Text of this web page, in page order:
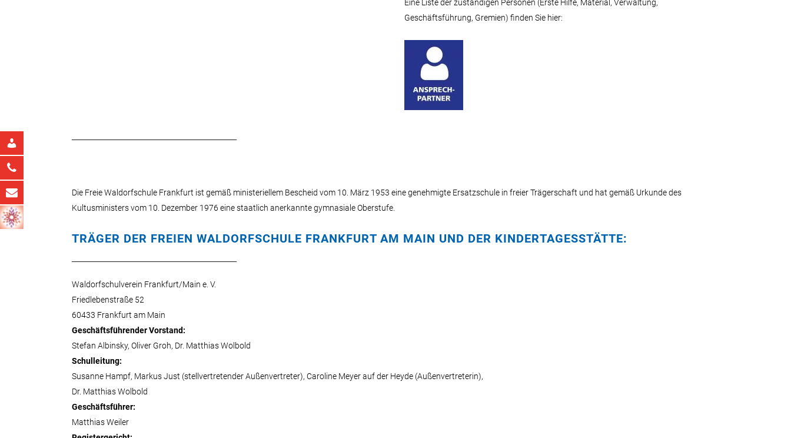
Eine Liste der zuständigen Personen (Erste Hilfe, Material, Verwaltung,
Geschäftsführung, Gremien) finden Sie hier:
Die Freie Waldorfschule Frankfurt ist gemäß ministeriellem Bescheid vom 10. März 1953 eine genehmigte Ersatzschule in freier Trägerschaft und hat gemäß Urkunde des
Kultusministers vom 10. Dezember 1976 eine staatlich anerkannte gymnasiale Oberstufe.
TRÄGER DER FREIEN WALDORFSCHULE FRANKFURT AM MAIN UND DER KINDERTAGESSTÄTTE:
Waldorfschulverein Frankfurt/Main e. V.
Friedlebenstraße 52
60433 Frankfurt am Main
Geschäftsführender Vorstand:
Stefan Albinsky, Oliver Groh, Dr. Matthias Wolbold
Schulleitung:
Susanne Hampf, Markus Just (stellvertretender Außenvertreter), Caroline Meyer auf der Heyde (Außenvertreterin),
Dr. Matthias Wolbold
Geschäftsführer:
Matthias Weiler